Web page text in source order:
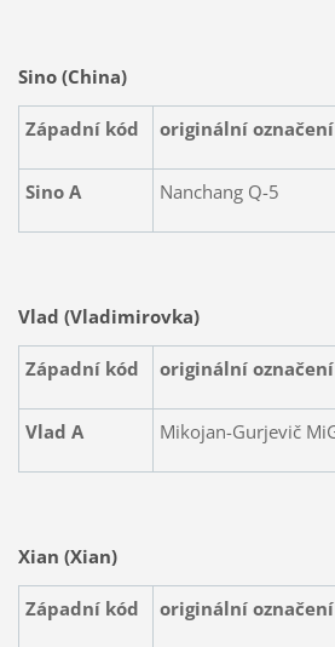
Sino (China)
Západní kód originální označení
Sino A Nanchang Q-5
Vlad (Vladimirovka)
Západní kód originální označení
Vlad A Mikojan-Gurjevič
Xian (Xian)
Západní kód originální označení